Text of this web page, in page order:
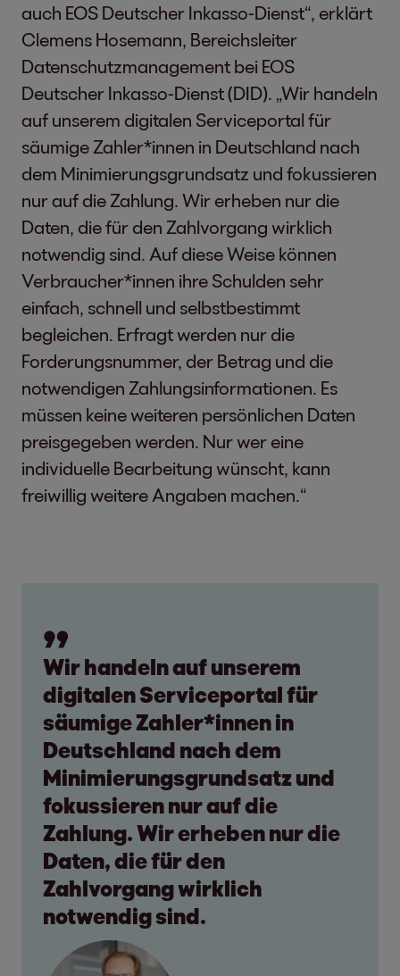
auch EOS Deutscher Inkasso-Dienst“, erklärt
Clemens Hosemann, Bereichsleiter
Datenschutzmanagement bei EOS
Deutscher Inkasso-Dienst (DID). „Wir handeln
auf unserem digitalen Serviceportal für
säumige Zahler*innen in Deutschland nach
dem Minimierungsgrundsatz und fokussieren
nur auf die Zahlung. Wir erheben nur die
Daten, die für den Zahlvorgang wirklich
notwendig sind. Auf diese Weise können
Verbraucher*innen ihre Schulden sehr
einfach, schnell und selbstbestimmt
begleichen. Erfragt werden nur die
Forderungsnummer, der Betrag und die
notwendigen Zahlungsinformationen. Es
müssen keine weiteren persönlichen Daten
preisgegeben werden. Nur wer eine
individuelle Bearbeitung wünscht, kann
freiwillig weitere Angaben machen.“
Wir handeln auf unserem
digitalen Serviceportal für
säumige Zahler*innen in
Deutschland nach dem
Minimierungsgrundsatz und
fokussieren nur auf die
Zahlung. Wir erheben nur die
Daten, die für den
Zahlvorgang wirklich
notwendig sind.